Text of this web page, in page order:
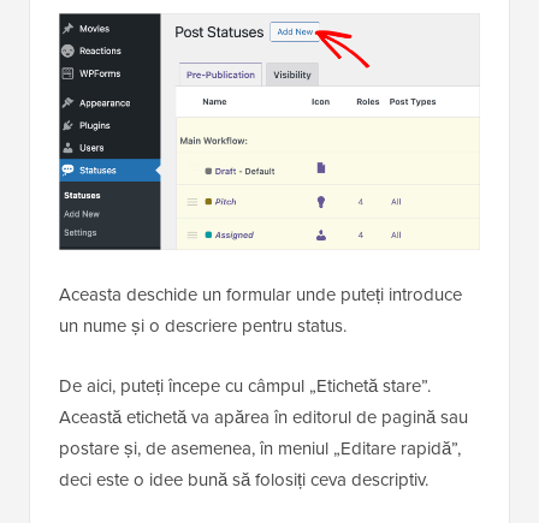
Aceasta deschide un formular unde puteți introduce
un nume și o descriere pentru status.
De aici, puteți începe cu câmpul „Etichetă stare”.
Această etichetă va apărea în editorul de pagină sau
postare și, de asemenea, în meniul „Editare rapidă”,
deci este o idee bună să folosiți ceva descriptiv.